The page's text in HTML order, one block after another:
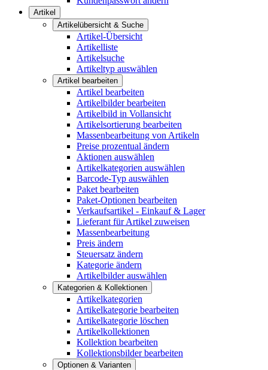
Artikel
Artikelübersicht & Suche
Artikel-Übersicht
Artikelliste
Artikelsuche
Artikeltyp auswählen
Artikel bearbeiten
Artikel bearbeiten
Artikelbilder bearbeiten
Artikelbild in Vollansicht
Artikelsortierung bearbeiten
Massenbearbeitung von Artikeln
Preise prozentual ändern
Aktionen auswählen
Artikelkategorien auswählen
Barcode-Typ auswählen
Paket bearbeiten
Paket-Optionen bearbeiten
Verkaufsartikel - Einkauf & Lager
Lieferant für Artikel zuweisen
Massenbearbeitung
Preis ändern
Steuersatz ändern
Kategorie ändern
Artikelbilder auswählen
Kategorien & Kollektionen
Artikelkategorien
Artikelkategorie bearbeiten
Artikelkategorie löschen
Artikelkollektionen
Kollektion bearbeiten
Kollektionsbilder bearbeiten
Optionen & Varianten